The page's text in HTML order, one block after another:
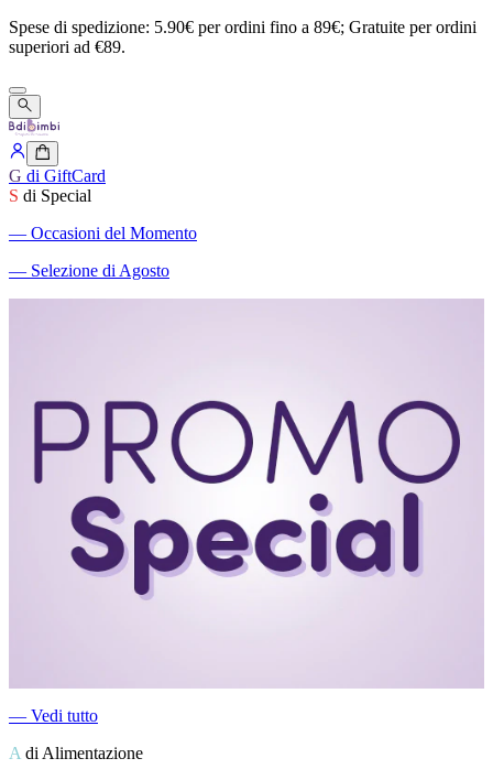
Spese di spedizione: 5.90€ perordini fino a 89€; Gratuite perordini
superiori ad €89.
G di GiftCard
S di Special
― Occasioni del Momento
― Selezione di Agosto
― Vedi tutto
A di Alimentazione